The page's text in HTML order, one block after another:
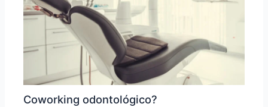
Coworking odontológico?